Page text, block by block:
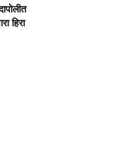
हिरा